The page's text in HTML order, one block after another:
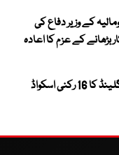
کے وزیر دفاع کی
بڑھانے کے عزم کا اعادہ
پاکستان کیخلاف ٹیسٹ سیریز ، انگلینڈ کا 16 رکنی اسکواڈ